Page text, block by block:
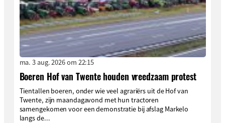
ma. 3 aug. 2026 om 22:15
Boeren Hof van Twente houden vreedzaam protest
Tientallen boeren, onder wie veel agrariërs uit de Hof van
Twente, zijn maandagavond met hun tractoren
samengekomen voor een demonstratie bij afslag Markelo
langs de...